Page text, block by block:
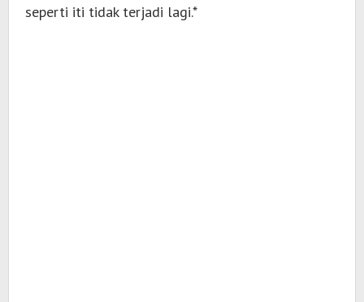
seperti iti tidak terjadi lagi.*